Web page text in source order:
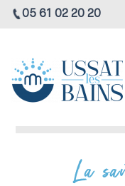
05 61 02 20 20
La